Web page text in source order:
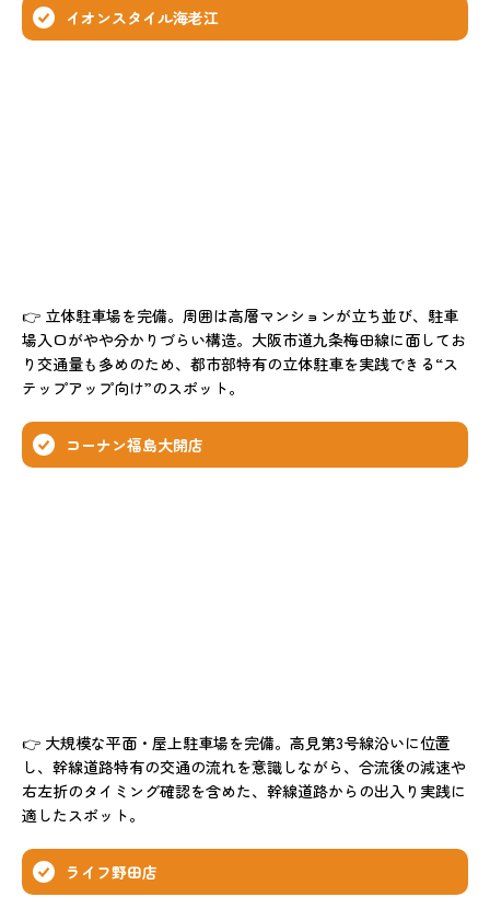
イオンスタイル海老江
👉 立体駐車場を完備。周囲は高層マンションが立ち並び、駐車
場入口がやや分かりづらい構造。大阪市道九条梅田線に面してお
り交通量も多めのため、都市部特有の立体駐車を実践できる“ス
テップアップ向け”のスポット。
コーナン福島大開店
👉 大規模な平面・屋上駐車場を完備。高見第3号線沿いに位置
し、幹線道路特有の交通の流れを意識しながら、合流後の減速や
右左折のタイミング確認を含めた、幹線道路からの出入り実践に
適したスポット。
ライフ野田店